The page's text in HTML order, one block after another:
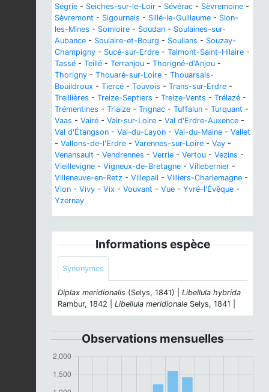
Ségrie - Seiches-sur-le-Loir - Sévérac - Sèvremoine -
Sèvremont - Sigournais - Sillé-le-Guillaume - Sion-
les-Mines - Somloire - Soudan - Soulaines-sur-
Aubance - Soulaire-et-Bourg - Soullans - Souzay-
Champigny - Sucé-sur-Erdre - Talmont-Saint-Hilaire -
Tassé - Teillé - Terranjou - Thorigné-d'Anjou -
Thorigny - Thouaré-sur-Loire - Thouarsais-
Bouildroux - Tiercé - Touvois - Trans-sur-Erdre -
Treillières - Treize-Septiers - Treize-Vents - Trélazé -
Trémentines - Triaize - Trignac - Tuffalun - Turquant -
Vaas - Vairé - Vair-sur-Loire - Val d'Erdre-Auxence -
Val d'Étangson - Val-du-Layon - Val-du-Maine - Vallet
- Vallons-de-l'Erdre - Varennes-sur-Loire - Vay -
Venansault - Vendrennes - Verrie - Vertou - Vezins -
Vieillevigne - Vigneux-de-Bretagne - Villebernier -
Villeneuve-en-Retz - Villepail - Villiers-Charlemagne -
Vion - Vivy - Vix - Vouvant - Vue - Yvré-l'Évêque -
Yzernay
Informations espèce
Synonymes
Diplax meridionalis (Selys, 1841) | Libellula hybrida
Rambur, 1842 | Libellula meridionale Selys, 1841 |
Observations mensuelles